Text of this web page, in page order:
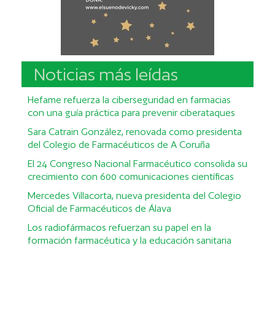
Noticias más leídas
Hefame refuerza la ciberseguridad en farmacias
con una guía práctica para prevenir ciberataques
Sara Catrain González, renovada como presidenta
del Colegio de Farmacéuticos de A Coruña
El 24 Congreso Nacional Farmacéutico consolida su
crecimiento con 600 comunicaciones científicas
Mercedes Villacorta, nueva presidenta del Colegio
Oficial de Farmacéuticos de Álava
Los radiofármacos refuerzan su papel en la
formación farmacéutica y la educación sanitaria